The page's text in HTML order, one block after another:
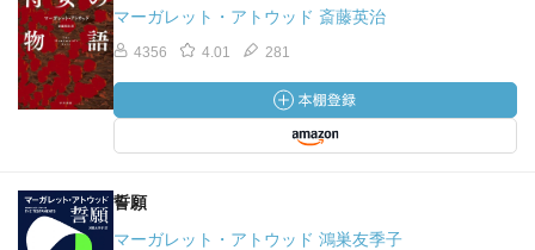
マーガレット・アトウッド 斎藤英治
4356 4.01 281
誓願
マーガレット・アトウッド 鴻巣友季子